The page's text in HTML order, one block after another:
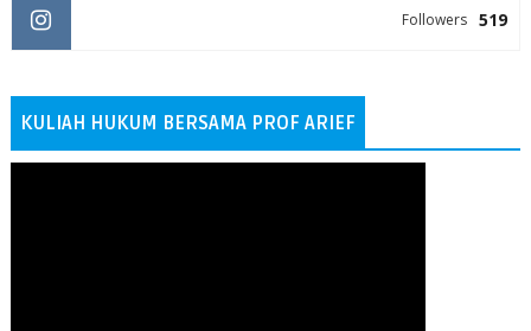
519
Followers
KULIAH HUKUM BERSAMA PROF ARIEF